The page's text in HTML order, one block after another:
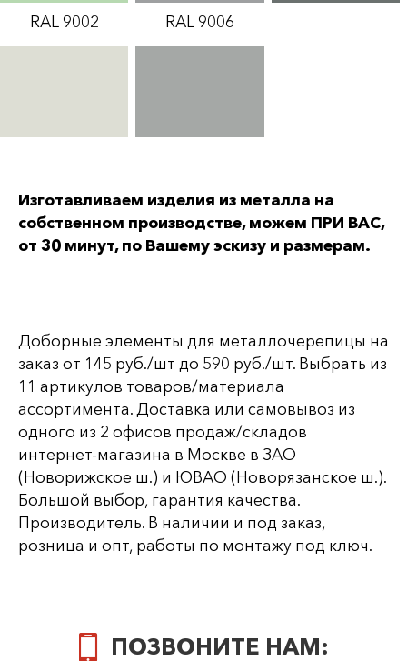
RAL 9002 RAL 9006
Изготавливаем изделия из металла на
собственном производстве, можем ПРИ ВАС,
от 30 минут, по Вашему эскизу и размерам.
Доборные элементы для металлочерепицы на
заказ от 145 руб./шт до 590 руб./шт. Выбрать из
11 артикулов товаров/материала
ассортимента. Доставка или самовывоз из
одного из 2 офисов продаж/складов
интернет-магазина в Москве в ЗАО
(Новорижское ш.) и ЮВАО (Новорязанское ш.).
Большой выбор, гарантия качества.
Производитель. В наличии и под заказ,
розница и опт, работы по монтажу под ключ.
ПОЗВОНИТЕ НАМ: